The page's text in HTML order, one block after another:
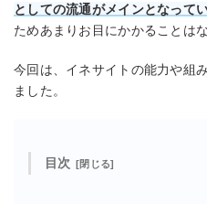
としての流通がメインとなって
ためあまりお目にかかることは
今回は、イネサイトの能力や組
ました。
目次